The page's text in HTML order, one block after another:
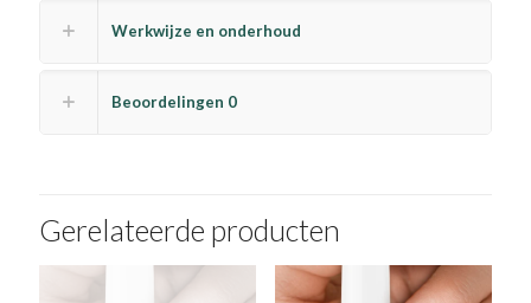
Werkwijze en onderhoud
Beoordelingen 0
Gerelateerde producten